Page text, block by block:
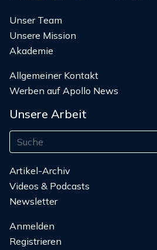
Unser Team
Unsere Mission
Akademie
Allgemeiner Kontakt
Werben auf Apollo News
Unsere Arbeit
Artikel-Archiv
Videos & Podcasts
Newsletter
Anmelden
Registrieren